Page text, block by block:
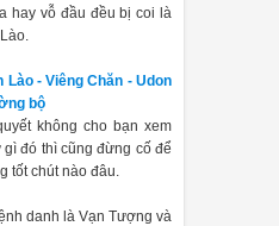
hay vỗ đầu đều bị coi là
Lào - Viêng Chăn - Udon
bộ
không cho bạn xem
gì đó thì cũng đừng cố để
tốt chút nào đâu.
danh là Vạn Tượng và